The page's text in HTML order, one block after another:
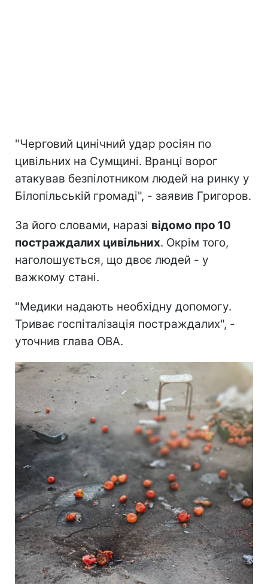
"Черговий цинічний удар росіян по
цивільних на Сумщині. Вранці ворог
атакував безпілотником людей на ринку у
Білопільській громаді", - заявив Григоров.
За його словами, наразі відомо про 10
постраждалих цивільних. Окрім того,
наголошується, що двоє людей - у
важкому стані.
"Медики надають необхідну допомогу.
Триває госпіталізація постраждалих", -
уточнив глава ОВА.